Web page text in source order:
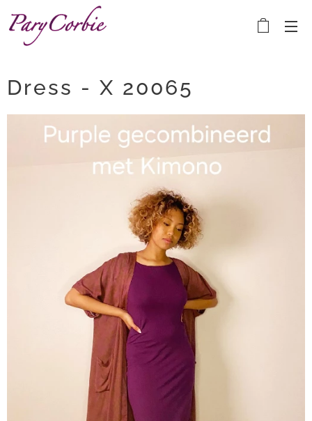
Dress - X 20065